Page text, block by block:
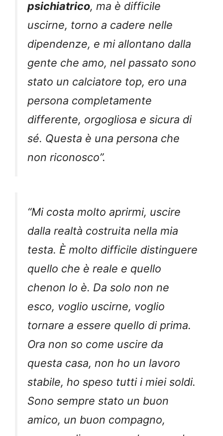
psichiatrico, ma è difficile
uscirne, torno a cadere nelle
dipendenze, e mi allontano dalla
gente che amo, nel passato sono
stato un calciatore top, ero una
persona completamente
differente, orgogliosa e sicura di
sé. Questa è una persona che
non riconosco”.
“Mi costa molto aprirmi, uscire
dalla realtà costruita nella mia
testa. È molto difficile distinguere
quello che è reale e quello
chenon lo è. Da solo non ne
esco, voglio uscirne, voglio
tornare a essere quello di prima.
Ora non so come uscire da
questa casa, non ho un lavoro
stabile, ho speso tutti i miei soldi.
Sono sempre stato un buon
amico, un buon compagno,